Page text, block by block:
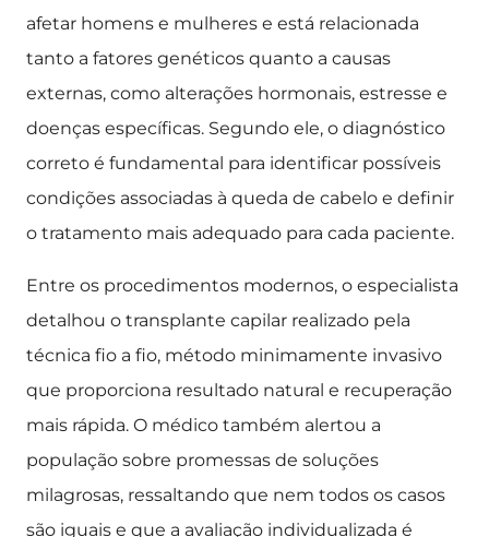
afetar homens e mulheres e está relacionada
tanto a fatores genéticos quanto a causas
externas, como alterações hormonais, estresse e
doenças específicas. Segundo ele, o diagnóstico
correto é fundamental para identificar possíveis
condições associadas à queda de cabelo e definir
o tratamento mais adequado para cada paciente.
Entre os procedimentos modernos, o especialista
detalhou o transplante capilar realizado pela
técnica fio a fio, método minimamente invasivo
que proporciona resultado natural e recuperação
mais rápida. O médico também alertou a
população sobre promessas de soluções
milagrosas, ressaltando que nem todos os casos
são iguais e que a avaliação individualizada é